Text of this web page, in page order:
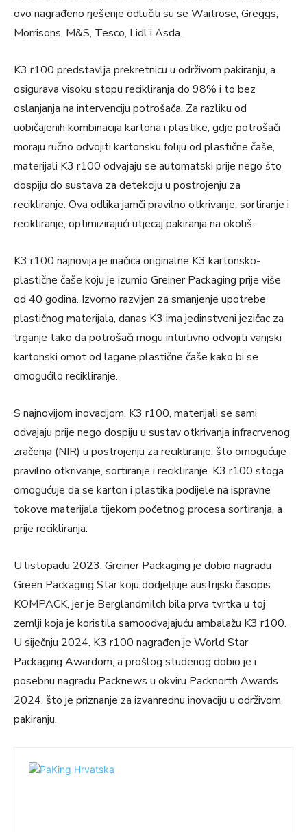
ovo nagrađeno rješenje odlučili su se Waitrose, Greggs,
Morrisons, M&S, Tesco, Lidl i Asda.
K3 r100 predstavlja prekretnicu u održivom pakiranju, a
osigurava visoku stopu recikliranja do 98% i to bez
oslanjanja na intervenciju potrošača. Za razliku od
uobičajenih kombinacija kartona i plastike, gdje potrošači
moraju ručno odvojiti kartonsku foliju od plastične čaše,
materijali K3 r100 odvajaju se automatski prije nego što
dospiju do sustava za detekciju u postrojenju za
recikliranje. Ova odlika jamči pravilno otkrivanje, sortiranje i
recikliranje, optimizirajući utjecaj pakiranja na okoliš.
K3 r100 najnovija je inačica originalne K3 kartonsko-
plastične čaše koju je izumio Greiner Packaging prije više
od 40 godina. Izvorno razvijen za smanjenje upotrebe
plastičnog materijala, danas K3 ima jedinstveni jezičac za
trganje tako da potrošači mogu intuitivno odvojiti vanjski
kartonski omot od lagane plastične čaše kako bi se
omogućilo recikliranje.
S najnovijom inovacijom, K3 r100, materijali se sami
odvajaju prije nego dospiju u sustav otkrivanja infracrvenog
zračenja (NIR) u postrojenju za recikliranje, što omogućuje
pravilno otkrivanje, sortiranje i recikliranje. K3 r100 stoga
omogućuje da se karton i plastika podijele na ispravne
tokove materijala tijekom početnog procesa sortiranja, a
prije recikliranja.
U listopadu 2023. Greiner Packaging je dobio nagradu
Green Packaging Star koju dodjeljuje austrijski časopis
KOMPACK, jer je Berglandmilch bila prva tvrtka u toj
zemlji koja je koristila samoodvajajuću ambalažu K3 r100.
U siječnju 2024. K3 r100 nagrađen je World Star
Packaging Awardom, a prošlog studenog dobio je i
posebnu nagradu Packnews u okviru Packnorth Awards
2024, što je priznanje za izvanrednu inovaciju u održivom
pakiranju.